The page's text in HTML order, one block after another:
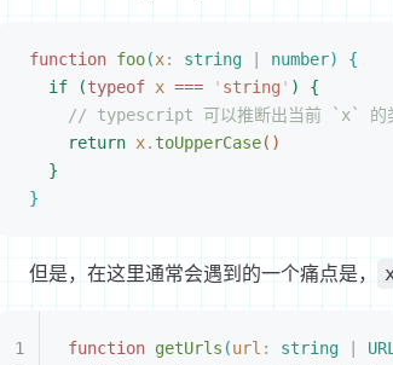
function foo(x: string number)
{
if
(typeof x === ' string ' )
{
// typescript 可以推断出当前 `x`
return x. toUpperCase( )
}
}
但是，在这里通常会遇到的一个痛点是，
function getUrls (url : string URL